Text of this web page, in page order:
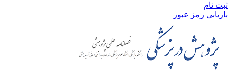
نام
رمز عبور